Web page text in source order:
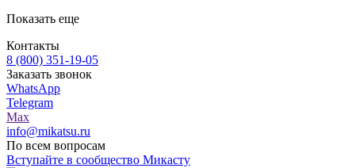
Показать еще
Контакты
8 (800) 351-19-05
Заказать звонок
WhatsApp
Telegram
Max
info@mikatsu.ru
По всем вопросам
Вступайте в сообщество Микасту